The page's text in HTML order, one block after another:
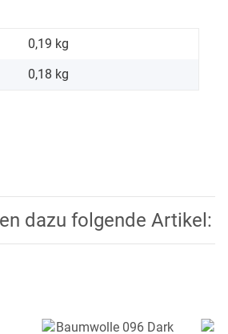
0,19 kg
0,18 kg
dazu folgende Artikel: